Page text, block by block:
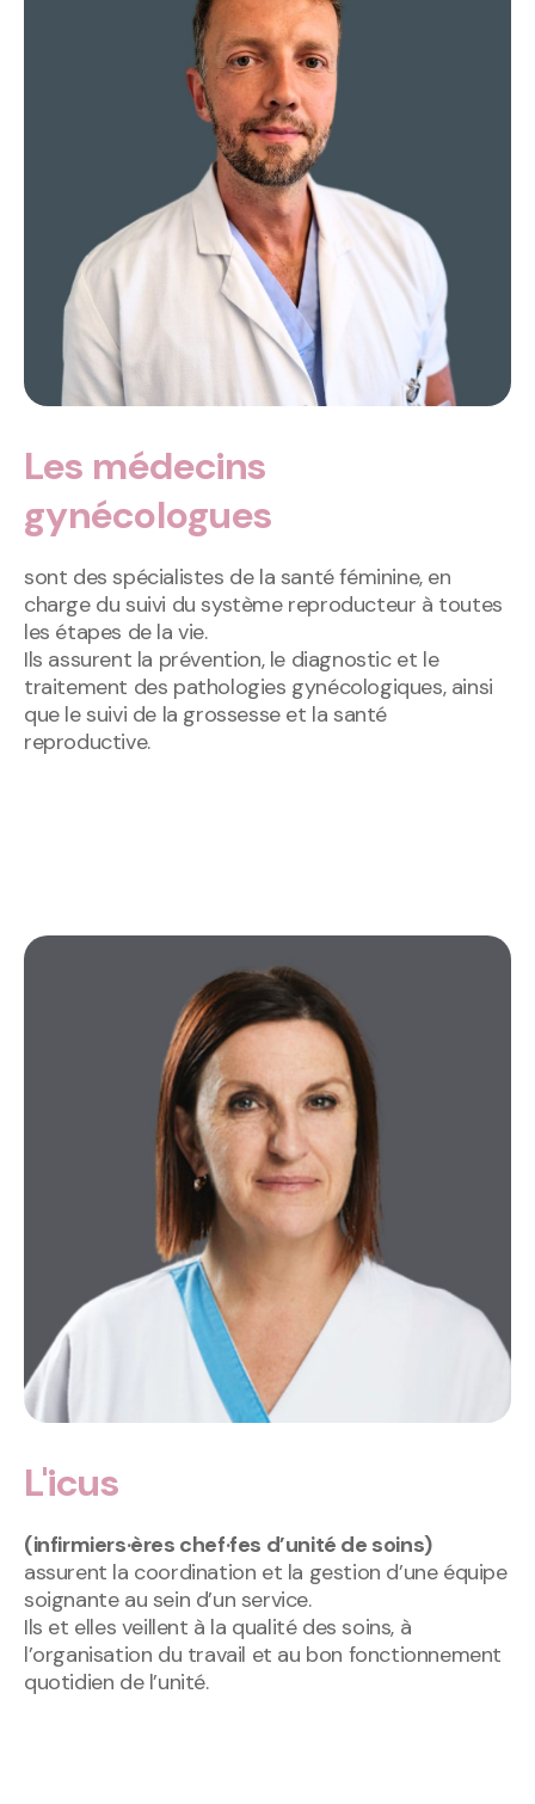
Les médecins
gynécologues
sont des spécialistes de la santé féminine, en
charge du suivi du système reproducteur à toutes
les étapes de la vie.
Ils assurent la prévention, le diagnostic et le
traitement des pathologies gynécologiques, ainsi
que le suivi de la grossesse et la santé
reproductive.
L'icus
(infirmiers·ères chef·fes d’unité de soins)
assurent la coordination et la gestion d’une équipe
soignante au sein d’un service.
Ils et elles veillent à la qualité des soins, à
l’organisation du travail et au bon fonctionnement
quotidien de l’unité.